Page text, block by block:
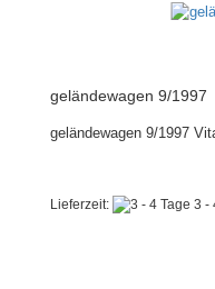
geländewagen 9/1997
geländewagen 9/1997
Lieferzeit: 3 -